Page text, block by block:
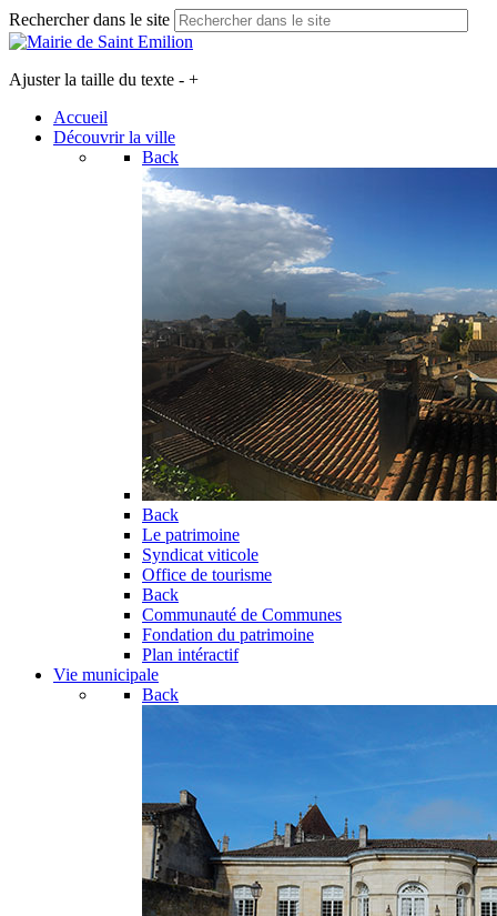
Rechercher dans le site
Ajuster la taille du texte - +
Accueil
Découvrir la ville
Back
Back
Le patrimoine
Syndicat viticole
Office de tourisme
Back
Communauté de Communes
Fondation du patrimoine
Plan intéractif
Vie municipale
Back